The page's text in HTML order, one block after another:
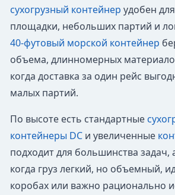
сухогрузный контейнер удобен
площадки, небольших партий и
40-футовый морской контейнер
объема, длинномерных
когда доставка за один рейс
малых партий.
По высоте есть стандартные
контейнеры DCи увеличенные
подходит для большинства задач,
когда груз легкий, но объемный,
коробах или важно рационально